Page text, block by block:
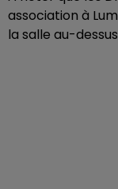
association à
la salle au-